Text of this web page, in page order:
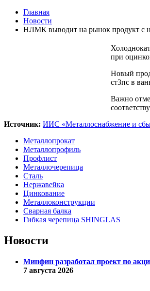
Главная
Новости
НЛМК выводит на рынок продукт с
при
Новый
ст3пс в
Важно
Источник: ИИС «Металлоснабжение и
Металлопрокат
Металлопрофиль
Профлист
Металлочерепица
Сталь
Нержавейка
Цинкование
Металлоконструкции
Сварная балка
Гибкая черепица SHINGLAS
Новости
Минфин разработал проект по
7 августа 2026